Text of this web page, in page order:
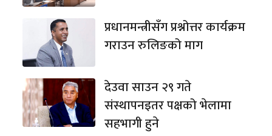
प्रधानमन्त्रीसँग प्रश्नोत्तर कार्यक्रम
गराउन रुलिङको माग
देउवा साउन २९ गते
संस्थापनइतर पक्षको भेलामा
सहभागी हुने